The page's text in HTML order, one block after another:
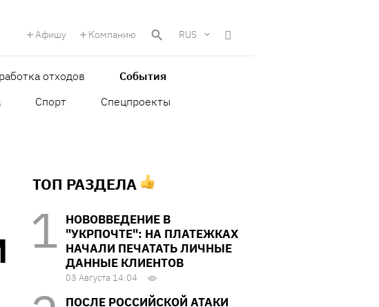
Афишу Компанию RUS
отходов
События
Спорт
Спецпроекты
ТОП РАЗДЕЛА
НОВОВВЕДЕНИЕ В
"УКРПОЧТЕ": НА ПЛАТЕЖКАХ
НАЧАЛИ ПЕЧАТАТЬ ЛИЧНЫЕ
ДАННЫЕ КЛИЕНТОВ
03 Августа 14:04
ПОСЛЕ РОССИЙСКОЙ АТАКИ